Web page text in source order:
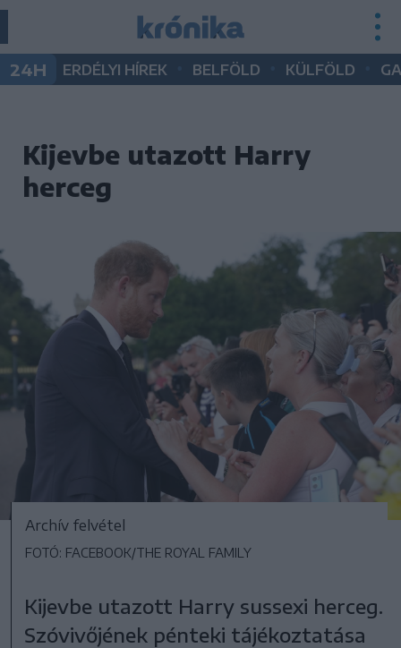
24H ERDÉLYI HÍREK BELFÖLD KÜLFÖLD
Kijevbe utazott Harry
herceg
Archív felvétel
FOTÓ: FACEBOOK/THE ROYAL FAMILY
Kijevbe utazott Harry sussexi herceg.
Szóvivőjének pénteki tájékoztatása